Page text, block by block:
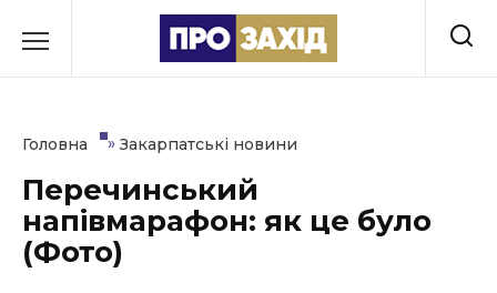
до
Культура
Освіта
Головна » Закарпатські новини
Перечинський
напівмарафон: як це було
(Фото)